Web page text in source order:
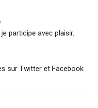
participe avec plaisir.
sur Twitter et Facebook